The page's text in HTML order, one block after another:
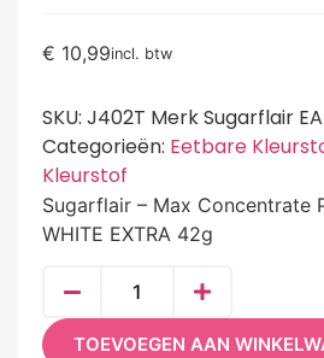
€ 10,99incl. btw
SKU: J402T Merk Sugarflair
Categorieën: Eetbare
Kleurstof
Sugarflair – Max Concentrate
WHITE EXTRA 42g
TOEVOEGEN AAN